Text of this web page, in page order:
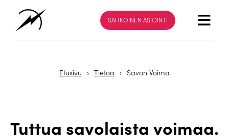
SÄHKÖINEN ASIOINTI
Etusivu › Tietoa › Savon Voima
Tuttua savolaista voimaa.